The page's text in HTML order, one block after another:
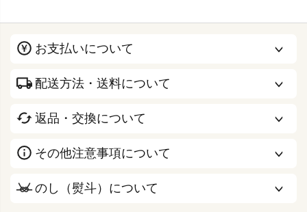
お支払いについて
配送方法・送料について
返品・交換について
その他注意事項について
のし（熨斗）について